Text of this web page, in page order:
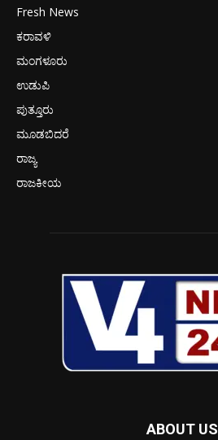
Fresh News
ಕರಾವಳಿ
ಮಂಗಳೂರು
ಉಡುಪಿ
ಪುತ್ತೂರು
ಮೂಡಬಿದರೆ
ರಾಜ್ಯ
ರಾಜಕೀಯ
ABOUT US